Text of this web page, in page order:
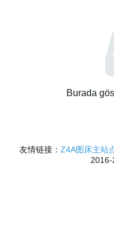
Burada
友情链接： Z4A图床主站